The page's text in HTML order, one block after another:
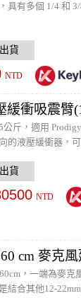
具有多個 1/4 和
NTD
緩衝吸震臂
公斤，適用
的液壓緩衝器，
NTD
cm 麥克
，一端為麥
結合其他12-22mm